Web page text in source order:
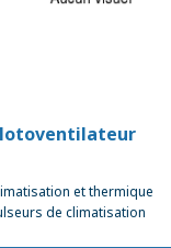
et thermique
de climatisation